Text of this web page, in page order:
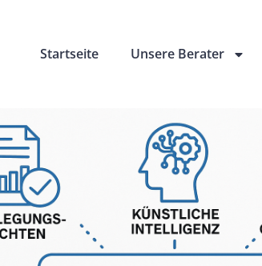
Startseite Unsere Berater